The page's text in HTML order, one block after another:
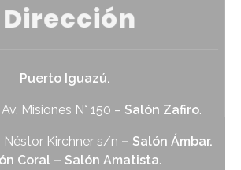
Dirección
Puerto Iguazú.
Misiones N° 150 – Salón Zafiro.
Néstor Kirchner s/n – Salón Ámbar.
Coral – Salón Amatista.